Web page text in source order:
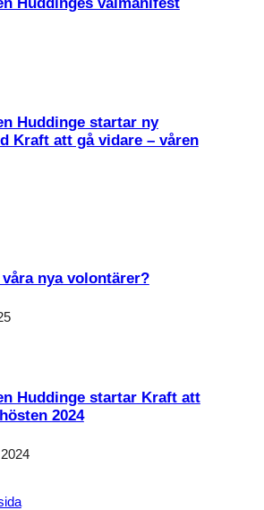
Huddinge startar ny
Kraft att gå vidare – våren
nya volontärer?
Huddinge startar Kraft att
2024